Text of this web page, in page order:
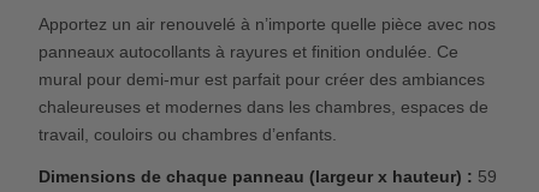
Apportez un air renouvelé à n’importe quelle pièce avec nos
panneaux autocollants à rayures et finition ondulée. Ce
mural pour demi-mur est parfait pour créer des ambiances
chaleureuses et modernes dans les chambres, espaces de
travail, couloirs ou chambres d’enfants.
Dimensions de chaque panneau (largeur x hauteur) : 59